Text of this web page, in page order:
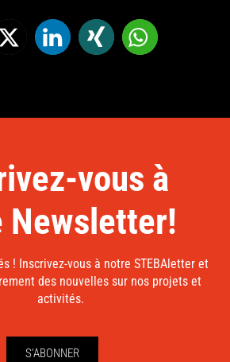
vous à
Newsletter!
! Inscrivez-vous à notre STEBAletter et
des nouvelles sur nos projets et
activités.
S'ABONNER